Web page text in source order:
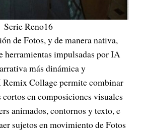
Serie Reno16
de Fotos, y de manera nativa,
herramientas impulsadas por IA
más dinámica y
Collage permite combinar
en composiciones visuales
animados, contornos y texto, e
sujetos en movimiento de Fotos